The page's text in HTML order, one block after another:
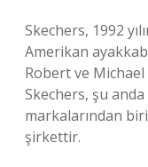
Skechers, 1992
Amerikan
Robert ve
Skechers, şu
markalarından
şirkettir.